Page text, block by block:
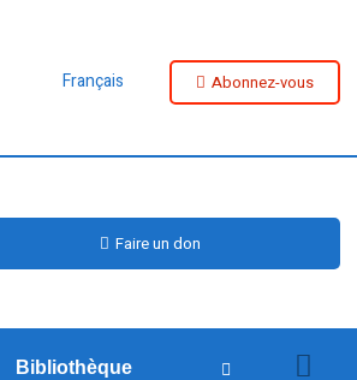
Français Abonnez-vous
Faire un don
Bibliothèque